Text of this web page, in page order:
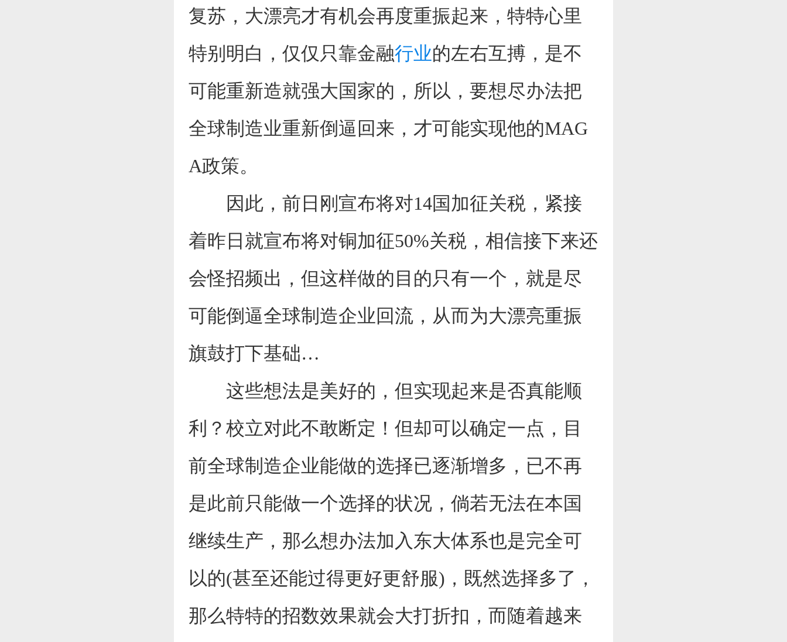
复苏，大漂亮才有机会再度重振起来，特特心里
特别明白，仅仅只靠金融行业的左右互搏，是不
可能重新造就强大国家的，所以，要想尽办法把
全球制造业重新倒逼回来，才可能实现他的MAG
A政策。
因此，前日刚宣布将对14国加征关税，紧接
着昨日就宣布将对铜加征50%关税，相信接下来还
会怪招频出，但这样做的目的只有一个，就是尽
可能倒逼全球制造企业回流，从而为大漂亮重振
旗鼓打下基础…
这些想法是美好的，但实现起来是否真能顺
利？校立对此不敢断定！但却可以确定一点，目
前全球制造企业能做的选择已逐渐增多，已不再
是此前只能做一个选择的状况，倘若无法在本国
继续生产，那么想办法加入东大体系也是完全可
以的(甚至还能过得更好更舒服)，既然选择多了，
那么特特的招数效果就会大打折扣，而随着越来